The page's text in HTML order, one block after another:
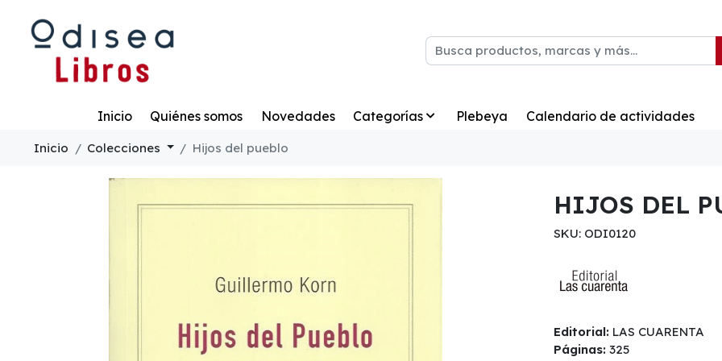
Inicio Quiénes somos Novedades Categorías Plebeya Calendario de actividades
Inicio Colecciones Hijos del pueblo
HIJOS DEL
SKU: ODI0120
Editorial: LAS CUARENTA
Páginas: 325